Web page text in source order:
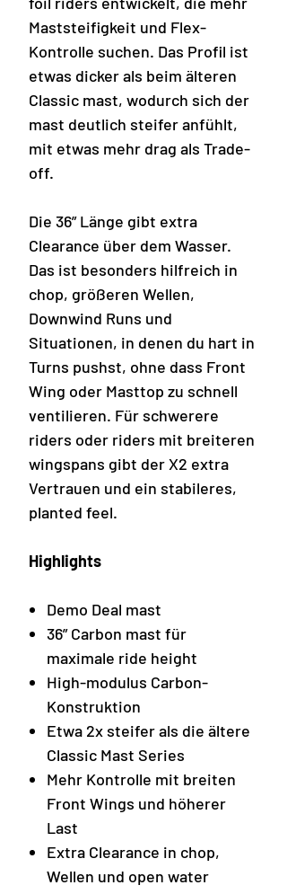
Maststeifigkeit und Flex-
Kontrolle suchen. Das Profil ist
etwas dicker als beim älteren
Classic mast, wodurch sich der
mast deutlich steifer anfühlt,
mit etwas mehr drag als Trade-
off.
Die 36” Länge gibt extra
Clearance über dem Wasser.
Das ist besonders hilfreich in
chop, größeren Wellen,
Downwind Runs und
Situationen, in denen du hart in
Turns pushst, ohne dass Front
Wing oder Masttop zu schnell
ventilieren. Für schwerere
riders oder riders mit breiteren
wingspans gibt der X2 extra
Vertrauen und ein stabileres,
planted feel.
Highlights
Demo Deal mast
36” Carbon mast für
maximale ride height
High-modulus Carbon-
Konstruktion
Etwa 2x steifer als die ältere
Classic Mast Series
Mehr Kontrolle mit breiten
Front Wings und höherer
Last
Extra Clearance in chop,
Wellen und open water